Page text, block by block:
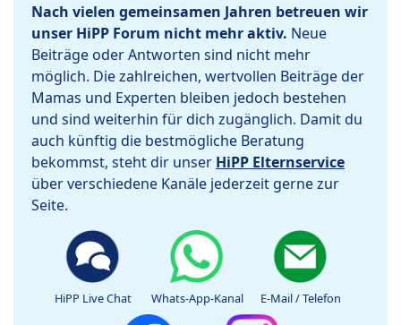
Nach vielen gemeinsamen Jahren betreuen wir
unser HiPP Forum nicht mehr aktiv. Neue
Beiträge oder Antworten sind nicht mehr
möglich. Die zahlreichen, wertvollen Beiträge der
Mamas und Experten bleiben jedoch bestehen
und sind weiterhin für dich zugänglich. Damit du
auch künftig die bestmögliche Beratung
bekommst, steht dir unser HiPP Elternservice
über verschiedene Kanäle jederzeit gerne zur
Seite.
HiPP Live Chat Whats-App-Kanal E-Mail / Telefon